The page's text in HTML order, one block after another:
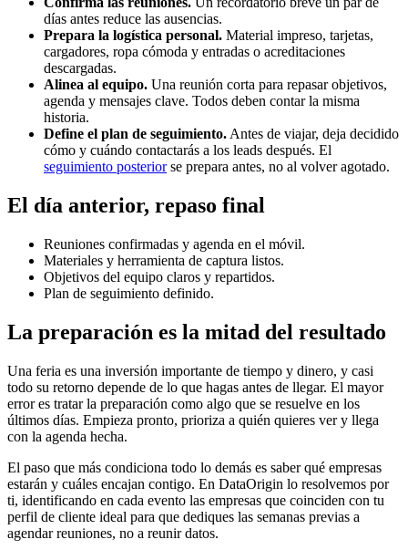
días antes reduce las ausencias.
Prepara la logística personal. Material impreso, tarjetas,
cargadores, ropa cómoda y entradas o acreditaciones
descargadas.
Alinea al equipo. Una reunión corta para repasar objetivos,
agenda y mensajes clave. Todos deben contar la misma
historia.
Define el plan de seguimiento. Antes de viajar, deja decidido
cómo y cuándo contactarás a los leads después. El
seguimiento posteriorse prepara antes, no al volver agotado.
El día anterior, repaso final
Reuniones confirmadas y agenda en el móvil.
Materiales y herramienta de captura listos.
Objetivos del equipo claros y repartidos.
Plan de seguimiento definido.
La preparación es la mitad del resultado
Una feria es una inversión importante de tiempo y dinero, y casi
todo su retorno depende de lo que hagas antes de llegar. El mayor
error es tratar la preparación como algo que se resuelve en los
últimos días. Empieza pronto, prioriza a quién quieres ver y llega
con la agenda hecha.
El paso que más condiciona todo lo demás es saber qué empresas
estarán y cuáles encajan contigo. En DataOrigin lo resolvemos por
ti, identificando en cada evento las empresas que coinciden con tu
perfil de cliente ideal para que dediques las semanas previas a
agendar reuniones, no a reunir datos.